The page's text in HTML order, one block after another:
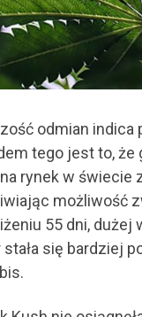
odmian indica
tego jest to, że
rynek w świecie
możliwość
55 dni, dużej
stała się bardziej